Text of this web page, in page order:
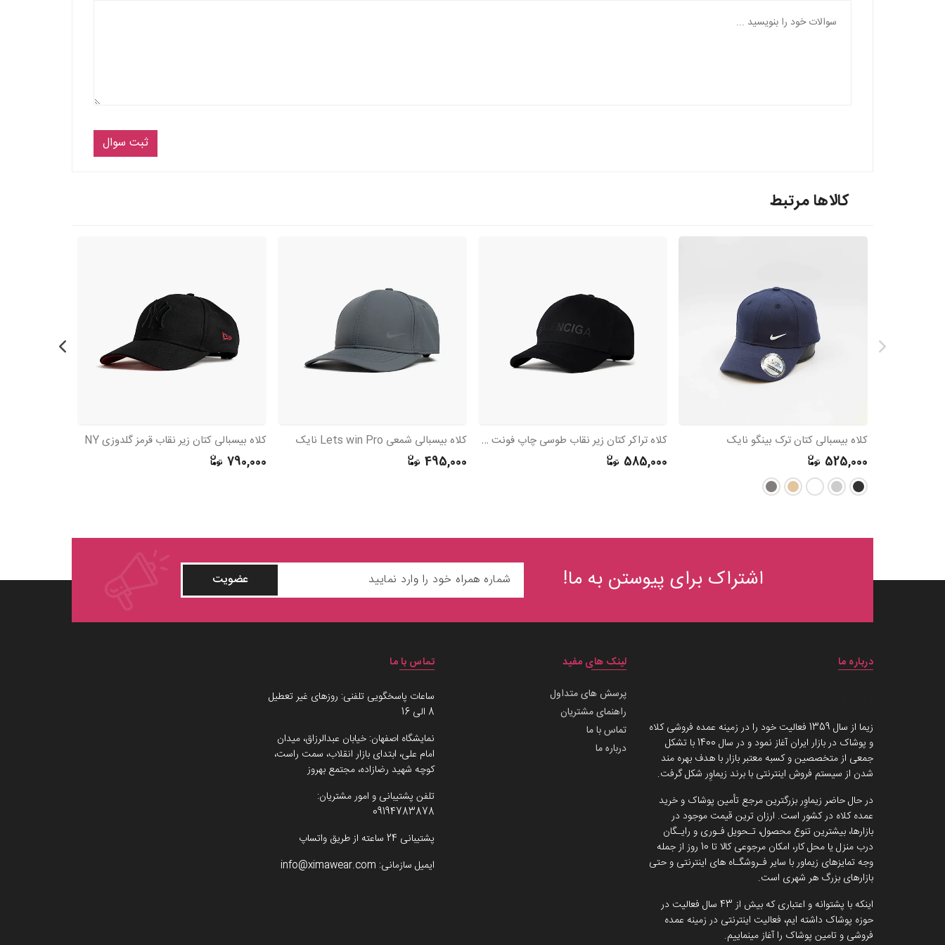
ثبت سوال
کالاها مرتبط
کلاه بیسبالی کتان ترک بینگو نایک
525,000
کلاه تراکر کتان زیر نقاب طوسی چاپ فونت Balenciaga
585,000
کلاه بیسبالی شمعی Lets win Pro نایک
495,000
کلاه بیسبالی کتان زیر نقاب قرمز گلدوزی NY
790,000
اشتراک برای پیوستن به ما! عضویت
درباره ما
زیما از سال 1359 فعالیت خود را در زمینه عمده فروشی کلاه
و پوشاک در بازار ایران آغاز نمود و در سال 1400 با تشکل
جمعی از متخصصین و کسبه معتبر بازار با هدف بهره مند
شدن از سیستم فروش اینترنتی با برند زیماوِر شکل گرفت.
در حال حاضر زیماوِر بزرگترین مرجع تأمین پوشاک و خرید
عمده کلاه در کشور است. ارزان ترین قیمت موجود در
بازارها، بیشترین تنوع محصول، تـحویل فـوری و رایـگان
درب منزل یا محل کار، امکان مرجوعی کالا تا 10 روز از جمله
وجه تمایزهای زیماور با سایر فـروشگـاه های اینترنتی و حتی
بازارهای بزرگ هر شهری است.
اینکه با پشتوانه و اعتباری که بیش از 43 سال فعالیت در
حوزه پوشاک داشته ایم، فعالیت اینترنتی در زمینه عمده
فروشی و تامین پوشاک را آغاز مینماییم.
لینک های مفید
پرسش های متداول
راهنمای مشتریان
تماس با ما
درباره ما
تماس با ما
ساعات پاسخگویی تلفنی: روزهای غیر تعطیل
8 الی 16
نمایشگاه اصفهان: خیابان عبدالرزاق، میدان
امام علی، ابتدای بازار انقلاب، سمت راست،
کوچه شهید رضازاده، مجتمع بهروز
تلفن پشتیبانی و امور مشتریان:
09194783878
پشتیبانی 24 ساعته از طریق واتساپ
ایمیل سازمانی: info@ximawear.com